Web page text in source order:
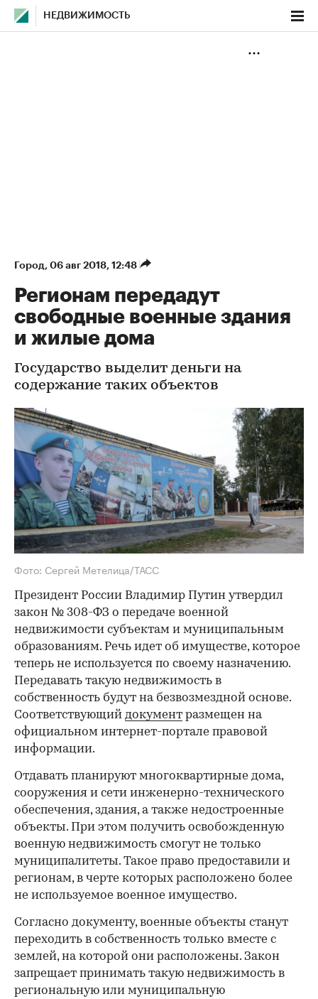
НЕДВИЖИМОСТЬ
Город⁠, 06 авг 2018, 12:48
Регионам передадут
свободные военные здания
и жилые дома
Государство выделит деньги на
содержание таких объектов
Фото: Сергей Метелица/ТАСС
Президент России Владимир Путин утвердил
закон № 308-ФЗ о передаче военной
недвижимости субъектам и муниципальным
образованиям. Речь идет об имуществе, которое
теперь не используется по своему назначению.
Передавать такую недвижимость в
собственность будут на безвозмездной основе.
Соответствующий документ размещен на
официальном интернет-портале правовой
информации.
Отдавать планируют многоквартирные дома,
сооружения и сети инженерно-технического
обеспечения, здания, а также недостроенные
объекты. При этом получить освобожденную
военную недвижимость смогут не только
муниципалитеты. Такое право предоставили и
регионам, в черте которых расположено более
не используемое военное имущество.
Согласно документу, военные объекты станут
переходить в собственность только вместе с
землей, на которой они расположены. Закон
запрещает принимать такую недвижимость в
региональную или муниципальную